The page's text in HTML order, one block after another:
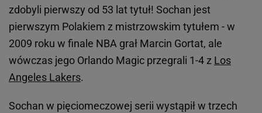
zdobyli pierwszy od 53 lat tytuł! Sochan jest
pierwszym Polakiem z mistrzowskim tytułem - w
2009 roku w finale NBA grał Marcin Gortat, ale
wówczas jego Orlando Magic przegrali 1-4 z Los
Angeles Lakers.
Sochan w pięciomeczowej serii wystąpił w trzech